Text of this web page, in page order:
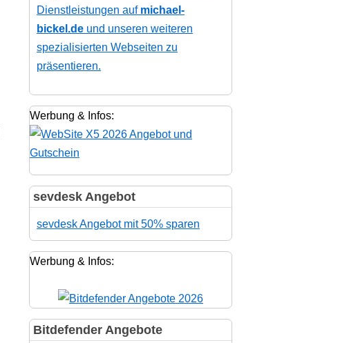
Dienstleistungen auf michael-
bickel.de und unseren weiteren
spezialisierten Webseiten zu
präsentieren.
Werbung & Infos:
sevdesk Angebot
sevdesk Angebot mit 50% sparen
Werbung & Infos:
Bitdefender Angebote